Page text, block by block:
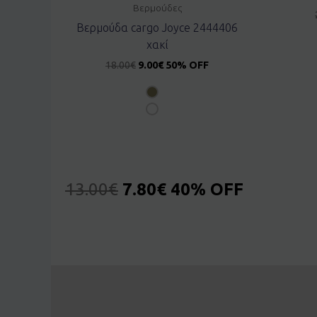
Βερμούδες
Βερμούδα cargo Joyce 2444406
χακί
18.00€ 9.00€ 50% OFF
13.00€ 7.80€ 40% OFF